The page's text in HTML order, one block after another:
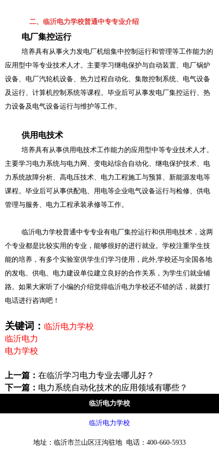
二、临沂电力学校普通中专专业介绍
电厂集控运行
培养具有从事火力发电厂机组集中控制运行和管理等工作能力的
应用型中等专业技术人才。主要学习继电保护与自动装置、电厂锅炉
设备、电厂汽轮机设备、热力过程自动化、集散控制系统、电气设备
及运行、计算机控制系统等课程。毕业后可从事发电厂集控运行、热
力设备及电气设备运行与维护等工作。
供用电技术
培养具有从事供用电技术工作能力的应用型中等专业技术人才。
主要学习电力系统与电力网、变电站综合自动化、继电保护技术、电
力系统故障分析、高电压技术、电力工程施工与预算、新能源发电等
课程。毕业后可从事供配电、用电等企业电气设备运行与检修、供电
管理与服务、电力工程承装承修等工作。
临沂电力学校普通中专专业有电厂集控运行和供用电技术，这两
个专业都是比较实用的专业，能够很好的进行就业。学校注重学生技
能的培养，有多个实验室供学生们学习使用，此外,学校还与全国各地
的发电、供电、电力建设单位建立良好的合作关系，为学生们就业铺
路。如果大家听了小编的介绍觉得临沂电力学校还不错的话，就拨打
电话进行咨询吧！
关键词： 临沂电力学校
临沂电力
电力学校
上一篇： 在临沂学习电力专业去哪儿好？
下一篇： 电力系统自动化技术的应用领域有哪些？
临沂电力学校
临沂电力学校
地址：临沂市兰山区汪沟驻地 电话：400-660-5933